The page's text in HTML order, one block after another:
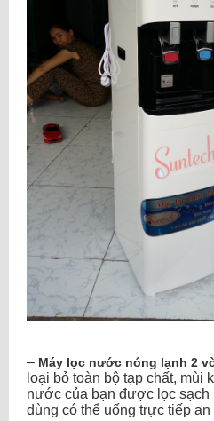
– Máy lọc nước nóng lạnh 2
loại bỏ toàn bộ tạp chất, mùi
nước của bạn được lọc
dùng có thể uống trực tiếp